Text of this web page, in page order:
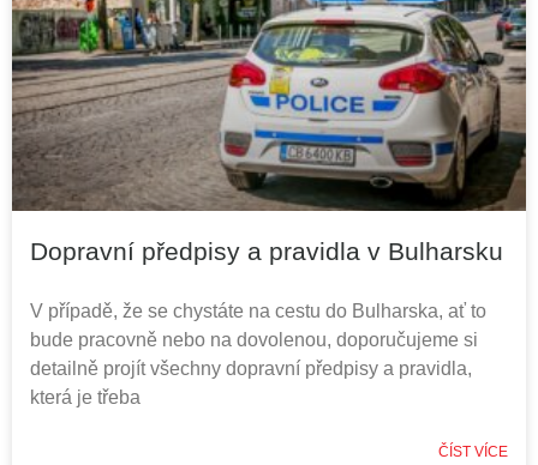
Dopravní předpisy a pravidla v Bulharsku
V případě, že se chystáte na cestu do Bulharska, ať to
bude pracovně nebo na dovolenou, doporučujeme si
detailně projít všechny dopravní předpisy a pravidla,
která je třeba
ČÍST VÍCE